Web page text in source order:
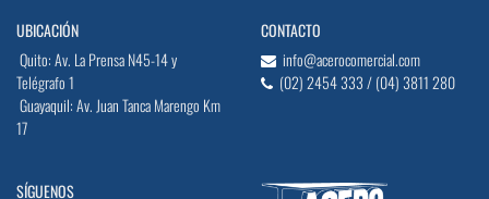
UBICACIÓN
Quito: Av. La Prensa N45-14 y
Telégrafo 1
Guayaquil: Av. Juan Tanca Marengo Km
17
CONTACTO
info@acerocomercial.com
(02) 2454 333 / (04) 3811 280
SÍGUENOS